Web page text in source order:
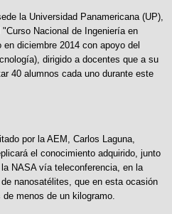
la Universidad Panamericana (UP),
Nacional de Ingeniería en
diciembre 2014 con apoyo del
dirigido a docentes que a su
40 alumnos cada uno durante este
por la AEM, Carlos Laguna,
el conocimiento adquirido, junto
NASA vía teleconferencia, en la
nanosatélites, que en esta ocasión
menos de un kilogramo.